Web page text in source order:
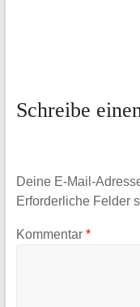
Schreibe
Deine E-Mail-
Erforderliche Felder
Kommentar *